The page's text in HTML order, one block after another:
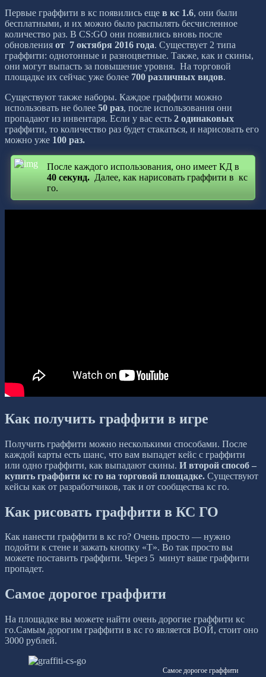
Первые граффити в кс появились еще в кс 1.6, они были
бесплатными, и их можно было распылять бесчисленное
количество раз. В CS:GO они появились вновь после
обновления от 7 октября 2016 года. Существует 2 типа
граффити: однотонные и разноцветные. Также, как и скины,
они могут выпасть за повышение уровня. На торговой
площадке их сейчас уже более 700 различных видов.
Существуют также наборы. Каждое граффити можно
использовать не более 50 раз, после использования они
пропадают из инвентаря. Если у вас есть 2 одинаковых
граффити, то количество раз будет стакаться, и нарисовать его
можно уже 100 раз.
После каждого использования, оно имеет КД в
40 секунд. Далее, как нарисовать граффити в кс
го.
Как получить граффити в игре
Получить граффити можно несколькими способами. После
каждой карты есть шанс, что вам выпадет кейс с граффити
или одно граффити, как выпадают скины. И второй способ –
купить граффити кс го на торговой площадке. Существуют
кейсы как от разработчиков, так и от сообщества кс го.
Как рисовать граффити в КС ГО
Как нанести граффити в кс го? Очень просто — нужно
подойти к стене и зажать кнопку «T». Во так просто вы
можете поставить граффити. Через 5 минут ваше граффити
пропадет.
Самое дорогое граффити
На площадке вы можете найти очень дорогие граффити кс
го.Самым дорогим граффити в кс го является ВОЙ, стоит оно
3000 рублей.
Самое дорогое граффити